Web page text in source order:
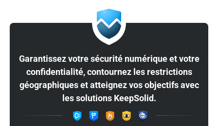
Garantissez votre sécurité numérique et votre
confidentialité, contournez les restrictions
géographiques et atteignez vos objectifs avec
les solutions KeepSolid.